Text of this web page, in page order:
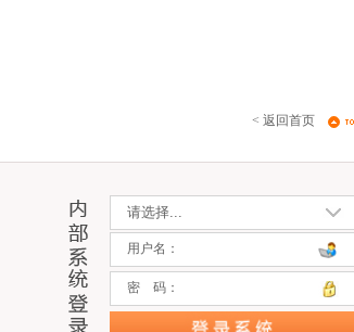
< 返回首页
用户名：
密 码：